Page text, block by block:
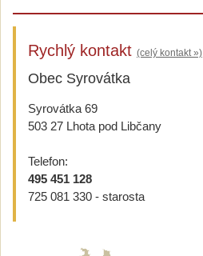
Rychlý kontakt (celý kontakt »)
Obec Syrovátka
Syrovátka 69
503 27 Lhota pod Libčany
Telefon:
495 451 128
725 081 330 - starosta